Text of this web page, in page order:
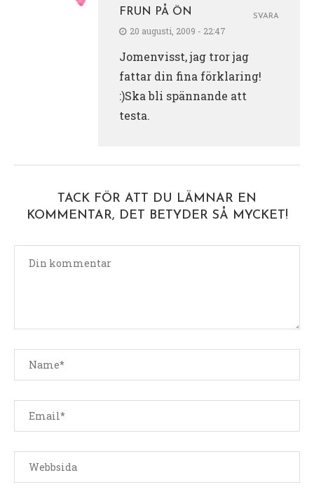
FRUN PÅ ÖN
20 augusti, 2009 - 22:47
Jomenvisst, jag tror jag
fattar din fina förklaring!
:)Ska bli spännande att
testa.
SVARA
TACK FÖR ATT DU LÄMNAR EN
KOMMENTAR, DET BETYDER SÅ MYCKET!